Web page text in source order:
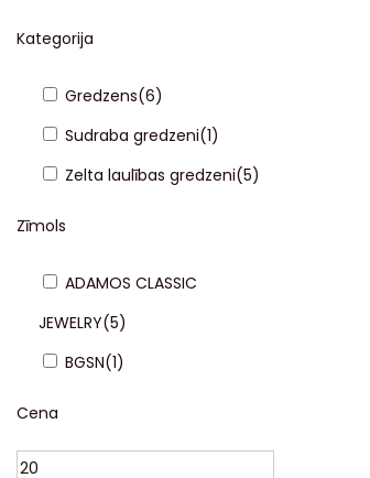
Kategorija
Gredzens(6)
Sudraba gredzeni(1)
Zelta laulības gredzeni(5)
Zīmols
ADAMOS CLASSIC
JEWELRY(5)
BGSN(1)
Cena